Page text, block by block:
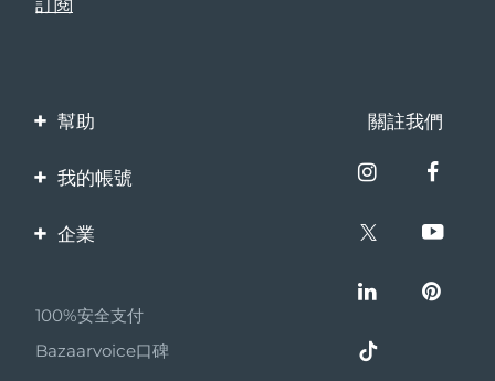
幫助
聯繫我們
保修與退換貨
關註我們
我的帳號
產品註冊
企業
夥伴計畫
聯盟新聞
100%安全支付
Bazaarvoice口碑